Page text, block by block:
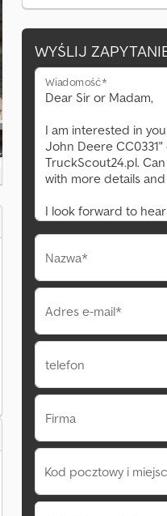
WYŚLIJ
Wiadomość*
Nazwa*
Adres e-mail*
telefon
Firma
Kod pocztowy i